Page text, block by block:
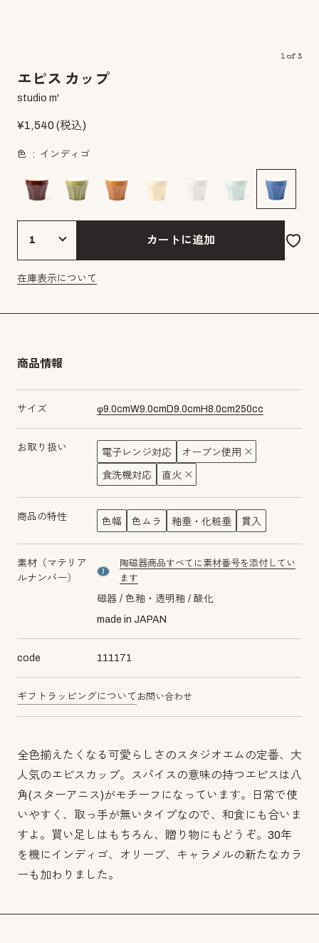
1of 3
エピス カップ
studio m'
¥1,540(税込)
色 インディゴ
カートに追加
在庫表示について
商品情報
サイズ φ9.0cmW9.0cm D9.0cm H8.0cm250cc
お取り扱い 電子レンジ対応 オーブン使用
食洗機対応 直火
商品の特性 色幅 色ムラ 釉垂・化粧垂 貫入
素材（マテリア
ルナンバー）
material number7
陶磁器商品すべてに素材番号を添付してい
ます
磁器 色釉・透明釉
酸化
made in JAPAN
code 111171
ギフトラッピングについて お問い合わせ
全色揃えたくなる可愛らしさのスタジオエムの定番、大
人気のエピスカップ。スパイスの意味の持つエピスは八
角(スターアニス)がモチーフになっています。日常で使
いやすく、取っ手が無いタイプなので、和食にも合いま
すよ。買い足しはもちろん、贈り物にもどうぞ。30年
を機にインディゴ、オリーブ、キャラメルの新たなカラ
ーも加わりました。